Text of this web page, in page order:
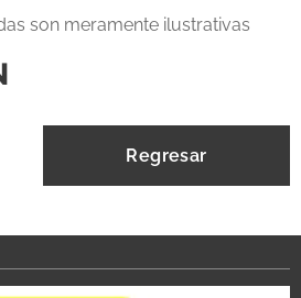
son meramente ilustrativas
Regresar